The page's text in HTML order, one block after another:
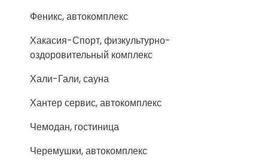
Феникс, автокомплекс
Хакасия-Спорт, физкультурно-
оздоровительный комплекс
Хали-Гали, сауна
Хантер сервис, автокомплекс
Чемодан, гостиница
Черемушки, автокомплекс